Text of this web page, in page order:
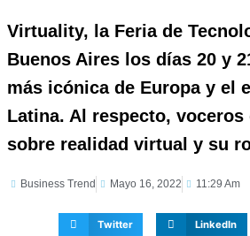
Virtuality, la Feria de
Buenos Aires los días 20 y
más icónica de Europa y el
Latina. Al respecto,
sobre realidad virtual y su
Business Trend Mayo 16, 2022 11:29 Am
Twitter LinkedIn